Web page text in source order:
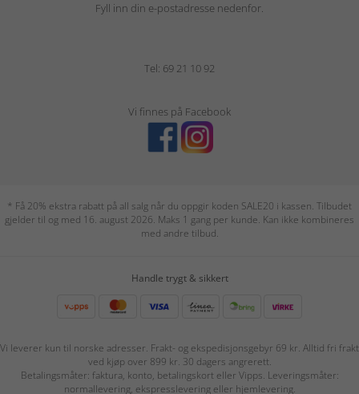
Fyll inn din e-postadresse nedenfor.
Tel: 69 21 10 92
Vi finnes på Facebook
* Få 20% ekstra rabatt på all salg når du oppgir koden SALE20 i kassen. Tilbudet
gjelder til og med 16. august 2026. Maks 1 gang per kunde. Kan ikke kombineres
med andre tilbud.
Handle trygt & sikkert
Vi leverer kun til norske adresser. Frakt- og ekspedisjonsgebyr 69 kr. Alltid fri frakt
ved kjøp over 899 kr. 30 dagers angrerett.
Betalingsmåter: faktura, konto, betalingskort eller Vipps. Leveringsmåter:
normallevering, ekspresslevering eller hjemlevering.